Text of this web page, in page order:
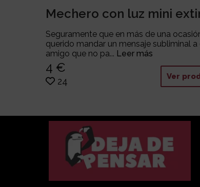
Mechero con luz mini
Seguramente que en más de una
querido mandar un mensaje subliminal a
amigo que no pa... Leer más
4 €
24 Ver